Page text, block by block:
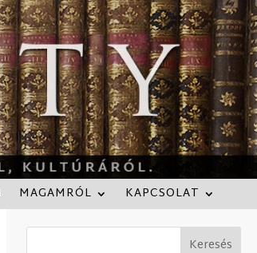
MAGAMRÓL KAPCSOLAT